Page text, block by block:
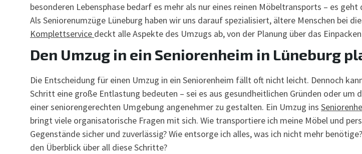
besonderen Lebensphase bedarf es mehr als nur eines reinen Möbeltransports – es
Als Seniorenumzüge Lüneburg haben wir uns darauf spezialisiert, ältere Menschen bei
Komplettservice deckt alle Aspekte des Umzugs ab, von der Planung über das
Den Umzug in ein Seniorenheim in Lüneburg
Die Entscheidung für einen Umzug in ein Seniorenheim fällt oft nicht leicht. Dennoch
Schritt eine große Entlastung bedeuten – sei es aus gesundheitlichen Gründen oder um
einer seniorengerechten Umgebung angenehmer zu gestalten. Ein Umzug ins
bringt viele organisatorische Fragen mit sich. Wie transportiere ich meine Möbel und
Gegenstände sicher und zuverlässig? Wie entsorge ich alles, was ich nicht mehr
den Überblick über all diese Schritte?